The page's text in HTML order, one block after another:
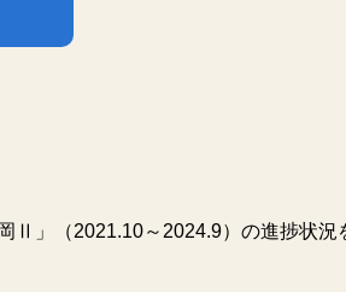
」（2021.10～2024.9）の進捗状況